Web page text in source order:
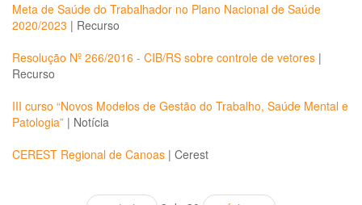
Meta de Saúde do Trabalhador no Plano Nacional de Saúde
2020/2023 | Recurso
Resolução Nº 266/2016 - CIB/RS sobre controle de vetores |
Recurso
III curso “Novos Modelos de Gestão do Trabalho, Saúde Mental e
Patologia” | Notícia
CEREST Regional de Canoas | Cerest